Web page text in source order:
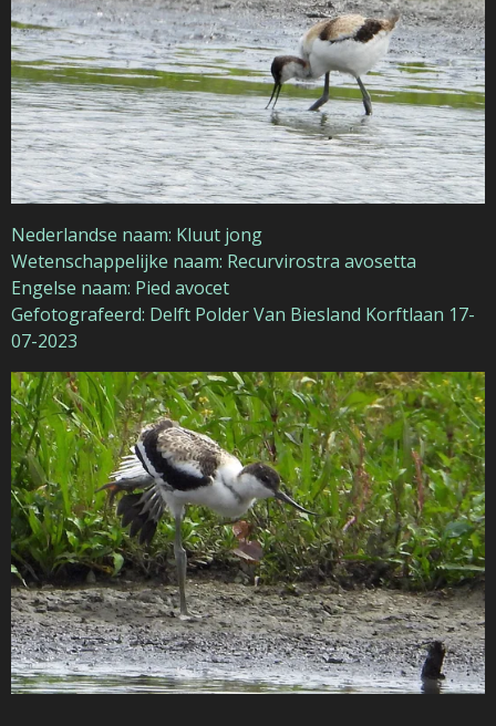
Nederlandse naam: Kluut jong
Wetenschappelijke naam: Recurvirostra avosetta
Engelse naam: Pied avocet
Gefotografeerd: Delft Polder Van Biesland Korftlaan 17-
07-2023